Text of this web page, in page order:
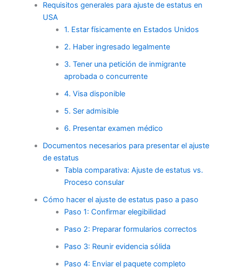
Requisitos generales para ajuste de estatus en
USA
1. Estar físicamente en Estados Unidos
2. Haber ingresado legalmente
3. Tener una petición de inmigrante
aprobada o concurrente
4. Visa disponible
5. Ser admisible
6. Presentar examen médico
Documentos necesarios para presentar el ajuste
de estatus
Tabla comparativa: Ajuste de estatus vs.
Proceso consular
Cómo hacer el ajuste de estatus paso a paso
Paso 1: Confirmar elegibilidad
Paso 2: Preparar formularios correctos
Paso 3: Reunir evidencia sólida
Paso 4: Enviar el paquete completo